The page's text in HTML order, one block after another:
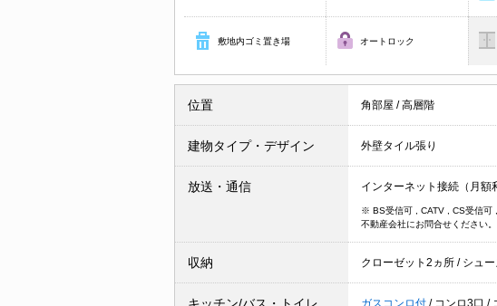
敷地内ゴミ置き場 オートロック
位置 角部屋 /高層階
建物タイプ・デザイン 外壁タイル張り
放送・通信 インターネット接続（月額
※ BS受信可 , CATV , CS受信可
不動産会社にお問合せください。
収納 クローゼット2ヵ所 / シュ
ガスコンロ付 / コンロ3口 /